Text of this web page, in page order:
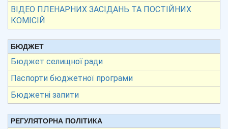
ВІДЕО ПЛЕНАРНИХ ЗАСІДАНЬ ТА ПОСТІЙНИХ
КОМІСІЙ
БЮДЖЕТ
Бюджет селищної ради
Паспорти бюджетної програми
Бюджетні запити
РЕГУЛЯТОРНА ПОЛІТИКА